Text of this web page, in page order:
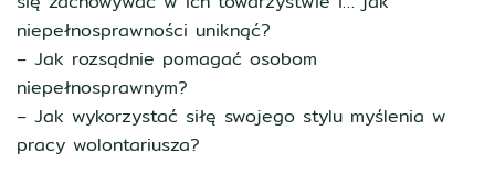
niepełnosprawności uniknąć?
– Jak rozsądnie pomagać osobom
niepełnosprawnym?
– Jak wykorzystać siłę swojego stylu myślenia w
pracy wolontariusza?